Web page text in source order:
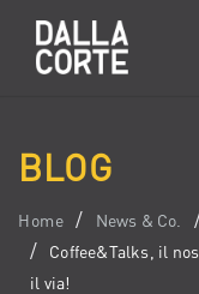
BLOG
Home News & Co.
Coffee&Talks, il
il via!